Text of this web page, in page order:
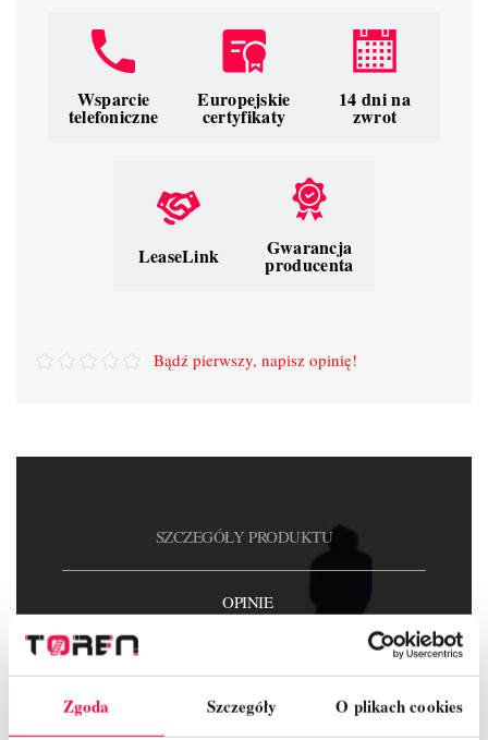
Zgoda Szczegóły O plikach cookies
Wsparcie
telefoniczne
Europejskie
certyfikaty
14 dni na
zwrot
LeaseLink Gwarancja
producenta
Bądź pierwszy, napisz opinię!
SZCZEGÓŁY PRODUKTU
OPINIE